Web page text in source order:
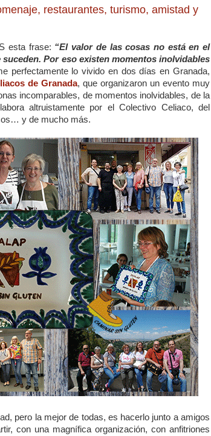
restaurantes, turismo, amistad y
esta frase: “El valor de las cosas no está en el
Por eso existen momentos inolvidables
perfectamente lo vivido en dos días en Granada,
de Granada, que organizaron un evento muy
incomparables, de momentos inolvidables, de la
altruistamente por el Colectivo Celiaco, del
y de mucho más.
pero la mejor de todas, es hacerlo junto a amigos
con una magnífica organización, con anfitriones